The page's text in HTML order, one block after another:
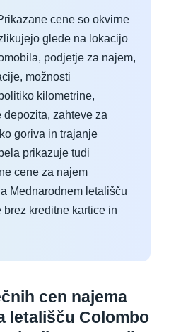
cene so okvirne
glede na lokacijo
podjetje za najem,
možnosti
kilometrine,
depozita, zahteve za
goriva in trajanje
prikazuje tudi
cene za najem
Mednarodnem letališču
brez kreditne kartice in
cen najema
letališču Colombo